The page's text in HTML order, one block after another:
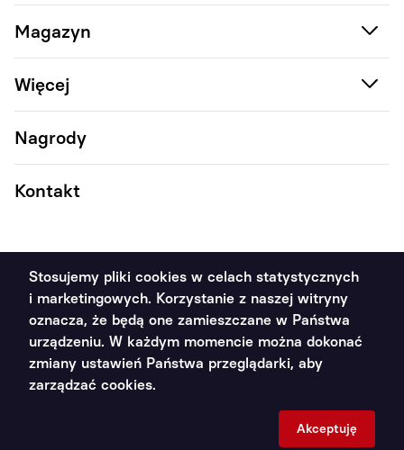
Magazyn
Więcej
Nagrody
Kontakt
2011 - 2026 Poradnik Handlowca ©. Wszystkie prawa
zastrzeżone
Polityka prywatności
Stosujemy pliki cookies w celach statystycznych
i marketingowych. Korzystanie z naszej witryny
oznacza, że będą one zamieszczane w Państwa
urządzeniu. W każdym momencie można dokonać
zmiany ustawień Państwa przeglądarki, aby
zarządzać cookies.
Akceptuję